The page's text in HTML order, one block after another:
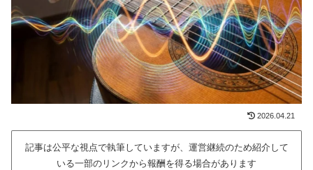
2026.04.21
記事は公平な視点で執筆していますが、運営継続のため紹介して
いる一部のリンクから報酬を得る場合があります